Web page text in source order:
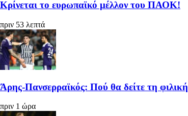
Κρίνεται το ευρωπαϊκό μέλλον του ΠΑΟΚ!
πριν 53 λεπτά
Άρης-Πανσερραϊκός: Πού θα δείτε τη
πριν 1 ώρα